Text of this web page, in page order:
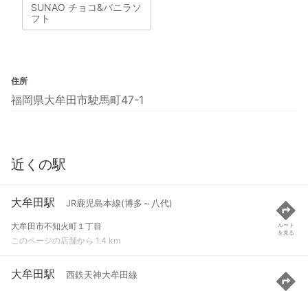
SUNAO チョコ&バニラソ
フト
住所
福岡県大牟田市駛馬町47-1
近くの駅
大牟田駅 JR鹿児島本線(博多～八代)
大牟田市不知火町１丁目
このページの店舗から 1.4 km
ルート
を見る
大牟田駅 西鉄天神大牟田線